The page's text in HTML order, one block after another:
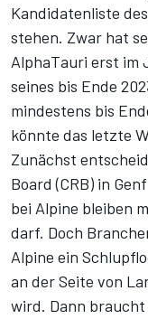
Kandidatenliste
stehen. Zwar hat
AlphaTauri erst im
seines bis Ende
mindestens bis
könnte das letzte
Zunächst
Board (CRB) in
bei Alpine bleiben
darf. Doch
Alpine ein
an der Seite von
wird. Dann